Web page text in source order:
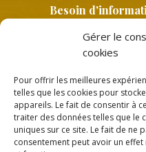
Gérer le
cookies
Pour offrir les meilleures
telles que les cookies pour
appareils. Le fait de consentir à
traiter des données telles que le
uniques sur ce site. Le fait de ne
consentement peut avoir un
Besoin
Copyright © 2026 |